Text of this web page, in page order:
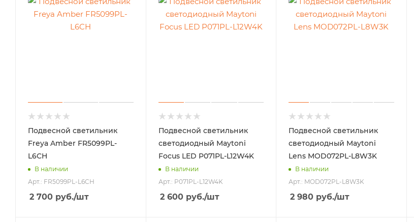
Подвесной светильник
Freya Amber FR5099PL-
L6CH
В наличии
Арт.: FR5099PL-L6CH
2 700 руб./шт
Подвесной светильник
светодиодный Maytoni
Focus LED P071PL-L12W4K
В наличии
Арт.: P071PL-L12W4K
2 600руб./шт
Подвесной светильник
светодиодный Maytoni
Lens MOD072PL-L8W3K
В наличии
Арт.: MOD072PL-L8W3K
2 980 руб./шт